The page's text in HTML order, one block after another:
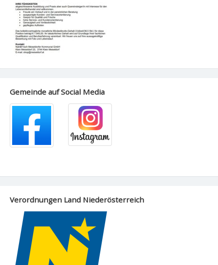
Gemeinde auf Social Media
Verordnungen Land Niederösterreich